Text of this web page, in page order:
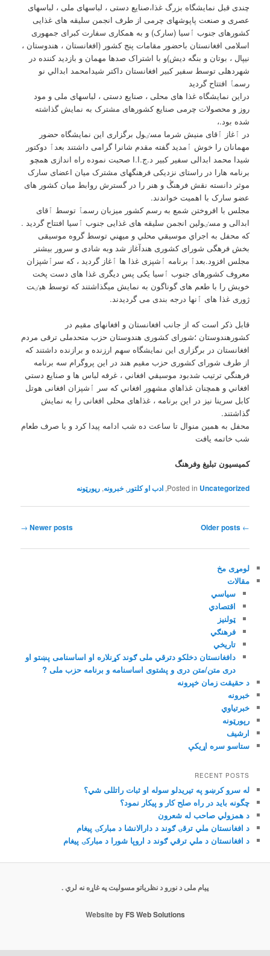
چندی قبل نمایشگاه بزرگ غذا،صنایع دستی ، لباسهای ملی ، لباسهای
عصری و صنعت پاپوشهای چرمی از طرف انجمن سلیقه های غذایی
کشورهای جنوب ٱسیا (سارک) و به همکاری سفارت کبرای جمهوری
اسلامی افغانستان باحضور مقامات پنج کشور (افغانستان ، هندوستان ،
نیپال ، بوتان و بنگه دیش)و با اشتراک صدها مهمان و بازدید کننده در
شهردهلی توسط سفير کبير افغانستان داکتر شيدامحمد ابدالي نو
رسمٱ افتتاح گرديد
دراین نمایشگاه غذا های محلی ، صنایع دستی ، لباسهای ملی و مود
روز و محصولات چرمی صنایع کشورهای مشترک به نمایش گذاشته
شده بود.،
در ٱغاز ٱقای منیش شرما مسٸول برگزاری این نمایشگاه حضور
مهمانان را خوش ٱمدید گفته مقدم شانرا گرامی داشتند بعدٱ دوکتور
شیدا محمد ابدالی سفیر کبیر د.ج.ا.ا صحبت نموده راه اندازی همچو
برنامه هارا در راستای نزدیکی فرهنگهای مشترک میان اعضای سارک
موثر دانسته نقش فرهنڴ و هنر را در گسترش روابط میان کشور های
عضو سارک با اهمیت خواندند.
مجلس با افروختن شمع به رسم کشور میزبان رسمٱ توسط ٱقای
ابدالی و مسٸولین انجمن سلیقه های غذایی جنوب ٱسیا افتتاح گردید .
که محفل به اجراي موسيقي محلي و ميهني توسط گروه موسیقی
بخش فرهگی شورای کشوری هندآغاز شد وبه شادی و سرور بیشتر
مجلس افزود.بعدٱ برنامه ٱشپزی غذا ها ٱغاز گردید ، که سرٱشپزان
معروف کشورهای جنوب ٱسیا یکی پس دیگری غذا های دست پخت
خویش را با طعم های گوناگون به نمایش میگذاشتند که توسط هیٸت
ژوری غذا های ٱنها درجه بندی می گردیدند.
قابل ذکر است که از جانب افغانستان و افغانهای مقیم در
کشورهندوستان ؛شورای کشوری هندوستان حزب متحدملی ترقی مردم
افغانستان در برگزاری این نمایشگاه سهم ارزنده و برازنده داشتند که
از طرف شورای کشوری حزب مقیم هند در اين پروگرام سه برنامه
فرهنگي ترتيب شدبود موسيقي افغاني ، غرفه لباس ها و صنايع دستي
افغاني و همچنان غذاهاي مشهور افغاني که سر ٱشپزان افغانی هوتل
کابل سرینا نیز در این برنامه ، غذاهای محلی افغانی را به نمایش
گذاشتند.
محفل به همین منوال تا ساعت ده شب ادامه پیدا کرد و با صرف طعام
شب خاتمه یافت
کمیسیون تبلیغ وفرهنگ
Posted in Uncategorized
,ادب او کلتور,خبرونه,رپورټونه
Post navigation
←
Older posts
Newer posts
→
لومړی مخ
مقالات
دافغانستان دخلکو دترقي ملی ګوند کړنلاره او اساسنامی پښتو او
دری متن/متن دری و پشتوی اساسنامه و برنامه حزب ملی ?
د حقیقت زمان خپرونه
خبرونه
خبرتیاوي
رپورټونه
ارشیف
‎ستاسو سره اړیکې
RECENT POSTS
له سرو کرښو په تیریدلو سوله او ثبات راتللی شي؟
چگونه باید در راه صلح کار و پیکار نمود؟
د همزولي صاحب له شعرون
د افغانستان ملي ترقۍ ګوند د دارالانشا د مبارکۍ پيغام
د افغانستان د ملي ترقي ګوند د اروپا شورا د مبارکۍ پيغام
پیام ملی د نورو د نظریاتو مسولیت په غاړه نه لري .
Website by FS Web Solutions